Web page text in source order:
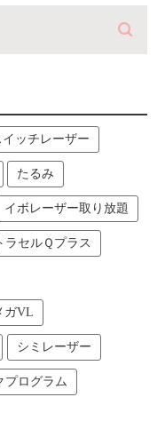
イッチレーザー
たるみ
イボレーザー取り放題
ラセルＱプラス
ガVL
シミレーザー
プログラム